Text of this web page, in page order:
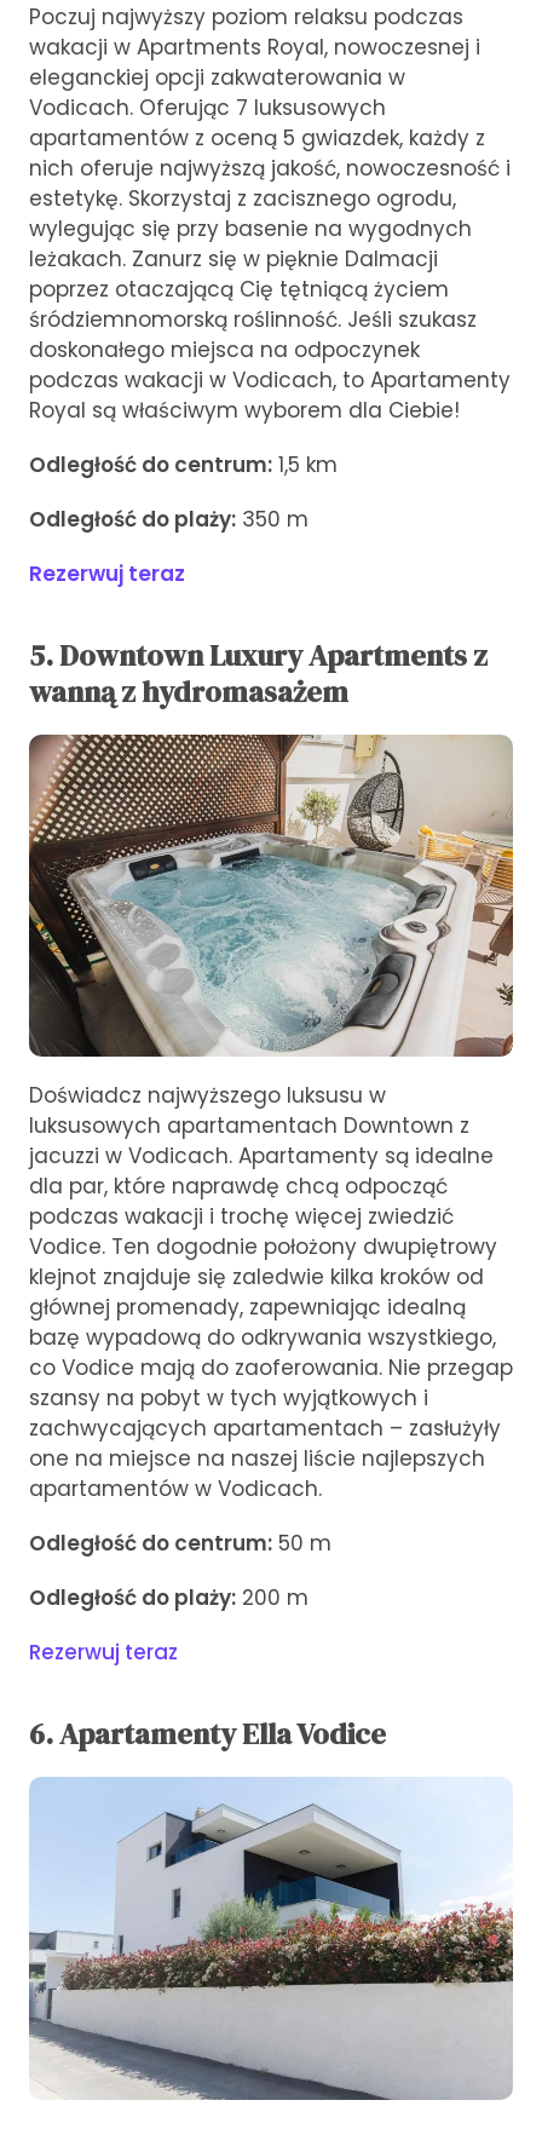
Poczuj najwyższy poziom relaksu podczas
wakacji w Apartments Royal, nowoczesnej i
eleganckiej opcji zakwaterowania w
Vodicach. Oferując 7 luksusowych
apartamentów z oceną 5 gwiazdek, każdy z
nich oferuje najwyższą jakość, nowoczesność i
estetykę. Skorzystaj z zacisznego ogrodu,
wylegując się przy basenie na wygodnych
leżakach. Zanurz się w pięknie Dalmacji
poprzez otaczającą Cię tętniącą życiem
śródziemnomorską roślinność. Jeśli szukasz
doskonałego miejsca na odpoczynek
podczas wakacji w Vodicach, to Apartamenty
Royal są właściwym wyborem dla Ciebie!
Odległość do centrum: 1,5 km
Odległość do plaży: 350 m
Rezerwuj teraz
5. Downtown Luxury Apartments z
wanną z hydromasażem
Doświadcz najwyższego luksusu w
luksusowych apartamentach Downtown z
jacuzzi w Vodicach. Apartamenty są idealne
dla par, które naprawdę chcą odpocząć
podczas wakacji i trochę więcej zwiedzić
Vodice. Ten dogodnie położony dwupiętrowy
klejnot znajduje się zaledwie kilka kroków od
głównej promenady, zapewniając idealną
bazę wypadową do odkrywania wszystkiego,
co Vodice mają do zaoferowania. Nie przegap
szansy na pobyt w tych wyjątkowych i
zachwycających apartamentach – zasłużyły
one na miejsce na naszej liście najlepszych
apartamentów w Vodicach.
Odległość do centrum: 50 m
Odległość do plaży: 200 m
Rezerwuj teraz
6. Apartamenty Ella Vodice